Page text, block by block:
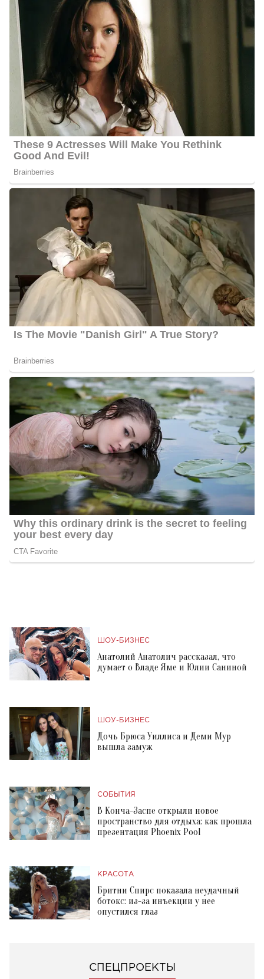
ШОУ-БИЗНЕС
Анатолий Анатолич рассказал, что
думает о Владе Яме и Юлии Саниной
ШОУ-БИЗНЕС
Дочь Брюса Уиллиса и Деми Мур
вышла замуж
СОБЫТИЯ
В Конча-Заспе открыли новое
пространство для отдыха: как прошла
презентация Phoenix Pool
КРАСОТА
Бритни Спирс показала неудачный
ботокс: из-за инъекции у нее
опустился глаз
СПЕЦПРОЕКТЫ